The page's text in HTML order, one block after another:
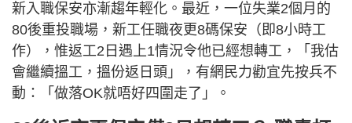
新入職保安亦漸趨年輕化。最近，一位失業2個月的
80後重投職場，新工任職夜更8碼保安（即8小時工
作），惟返工2日遇上1情況令他已經想轉工，「我估
會繼續搵工，搵份返日頭」，有網民力勸宜先按兵不
動：「做落OK就唔好四圍走了」。